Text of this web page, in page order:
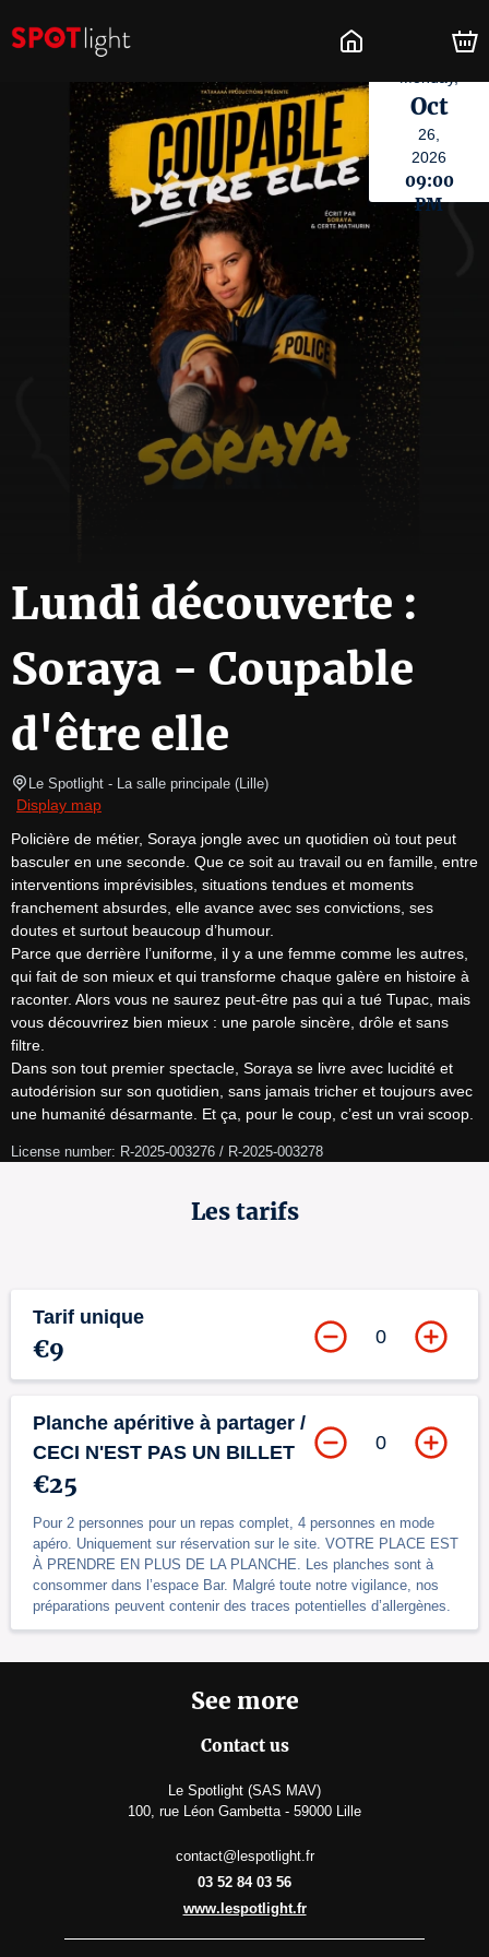
Oct
26,
2026
09:00
PM
Lundi découverte :
Soraya - Coupable
d'être elle
Le Spotlight - La salle principale (Lille)
Display map
Policière de métier, Soraya jongle avec un quotidien où tout peut
basculer en une seconde. Que ce soit au travail ou en famille, entre
interventions imprévisibles, situations tendues et moments
franchement absurdes, elle avance avec ses convictions, ses
doutes et surtout beaucoup d’humour.
Parce que derrière l’uniforme, il y a une femme comme les autres,
qui fait de son mieux et qui transforme chaque galère en histoire à
raconter. Alors vous ne saurez peut-être pas qui a tué Tupac, mais
vous découvrirez bien mieux : une parole sincère, drôle et sans
filtre.
Dans son tout premier spectacle, Soraya se livre avec lucidité et
autodérision sur son quotidien, sans jamais tricher et toujours avec
une humanité désarmante. Et ça, pour le coup, c’est un vrai scoop.
License number: R-2025-003276 / R-2025-003278
Les tarifs
Tarif unique
€9 0
Planche apéritive à partager /
CECI N'EST PAS UN BILLET
€25
Pour 2 personnes pour un repas complet, 4 personnes en mode
apéro. Uniquement sur réservation sur le site. VOTRE PLACE EST
À PRENDRE EN PLUS DE LA PLANCHE. Les planches sont à
consommer dans l’espace Bar. Malgré toute notre vigilance, nos
préparations peuvent contenir des traces potentielles d’allergènes.
0
See more
Contact us
Le Spotlight (SAS MAV)
100, rue Léon Gambetta - 59000 Lille
contact@lespotlight.fr
03 52 84 03 56
www.lespotlight.fr